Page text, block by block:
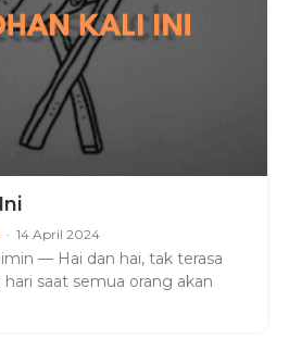
- 14 April 2024
— Hai dan hai, tak terasa
saat semua orang akan